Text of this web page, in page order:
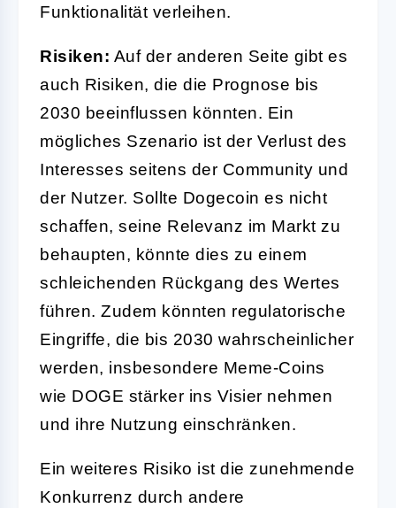
Funktionalität verleihen.
Risiken: Auf der anderen Seite gibt es
auch Risiken, die die Prognose bis
2030 beeinflussen könnten. Ein
mögliches Szenario ist der Verlust des
Interesses seitens der Community und
der Nutzer. Sollte Dogecoin es nicht
schaffen, seine Relevanz im Markt zu
behaupten, könnte dies zu einem
schleichenden Rückgang des Wertes
führen. Zudem könnten regulatorische
Eingriffe, die bis 2030 wahrscheinlicher
werden, insbesondere Meme-Coins
wie DOGE stärker ins Visier nehmen
und ihre Nutzung einschränken.
Ein weiteres Risiko ist die zunehmende
Konkurrenz durch andere